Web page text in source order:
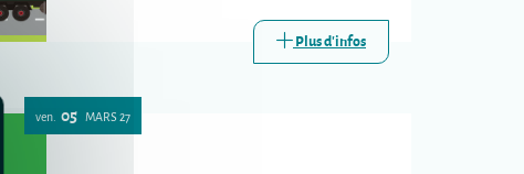
Plus d'infos
ven. 05 MARS 27